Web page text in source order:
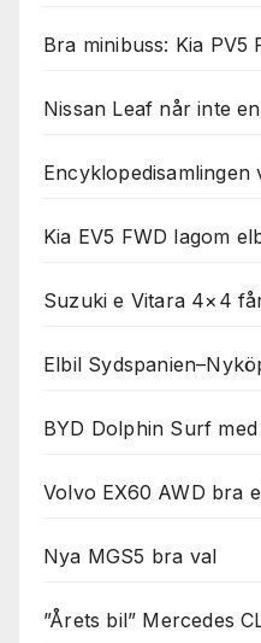
Bra minibuss: Kia PV5
Nissan Leaf når inte
Kia EV5 FWD lagom
Suzuki e Vitara 4×4
Elbil
BYD Dolphin Surf
Volvo EX60 AWD bra
Nya MGS5 bra val
”Årets bil” Mercedes